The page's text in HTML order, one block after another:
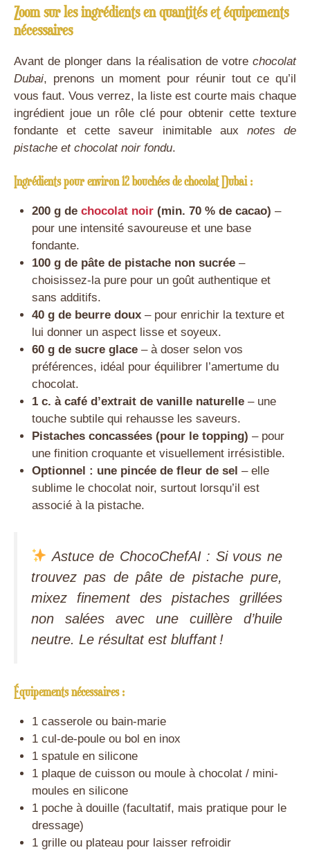
Zoom sur les ingrédients en quantités et équipements
nécessaires
Avant de plonger dans la réalisation de votre chocolat
Dubai, prenons un moment pour réunir tout ce qu’il
vous faut. Vous verrez, la liste est courte mais chaque
ingrédient joue un rôle clé pour obtenir cette texture
fondante et cette saveur inimitable aux notes de
pistache et chocolat noir fondu.
Ingrédients pour environ 12 bouchées de chocolat Dubai :
200 g de chocolat noir(min. 70 % de cacao) –
pour une intensité savoureuse et une base
fondante.
100 g de pâte de pistache non sucrée–
choisissez-la pure pour un goût authentique et
sans additifs.
40 g de beurre doux– pour enrichir la texture et
lui donner un aspect lisse et soyeux.
60 g de sucre glace– à doser selon vos
préférences, idéal pour équilibrer l’amertume du
chocolat.
1 c. à café d’extrait de vanille naturelle– une
touche subtile qui rehausse les saveurs.
Pistaches concassées (pour le topping) – pour
une finition croquante et visuellement irrésistible.
Optionnel : une pincée de fleur de sel – elle
sublime le chocolat noir, surtout lorsqu’il est
associé à la pistache.
Astuce de ChocoChefAI: Si vous ne
trouvez pas de pâte de pistache pure,
mixez finement des pistaches grillées
non salées avec une cuillère d’huile
neutre. Le résultat est bluffant !
Équipements nécessaires :
1 casserole ou bain-marie
1 cul-de-poule ou bol en inox
1 spatule en silicone
1 plaque de cuisson ou moule à chocolat / mini-
moules en silicone
1 poche à douille (facultatif, mais pratique pour le
dressage)
1 grille ou plateau pour laisser refroidir